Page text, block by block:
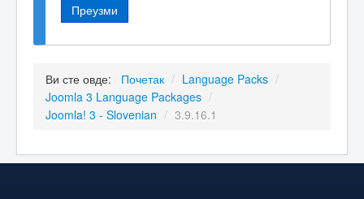
Преузми
Ви сте овде: Почетак / Language Packs /
Joomla 3 Language Packages /
Joomla! 3 - Slovenian / 3.9.16.1